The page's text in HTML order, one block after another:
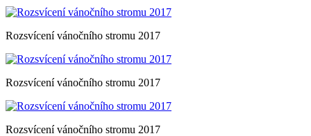
Rozsvícení vánočního stromu 2017
Rozsvícení vánočního stromu 2017
Rozsvícení vánočního stromu 2017